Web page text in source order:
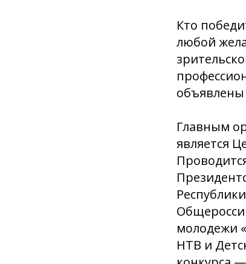
Кто
любой
объявлены
Главным
является
молодежи
НТВ и